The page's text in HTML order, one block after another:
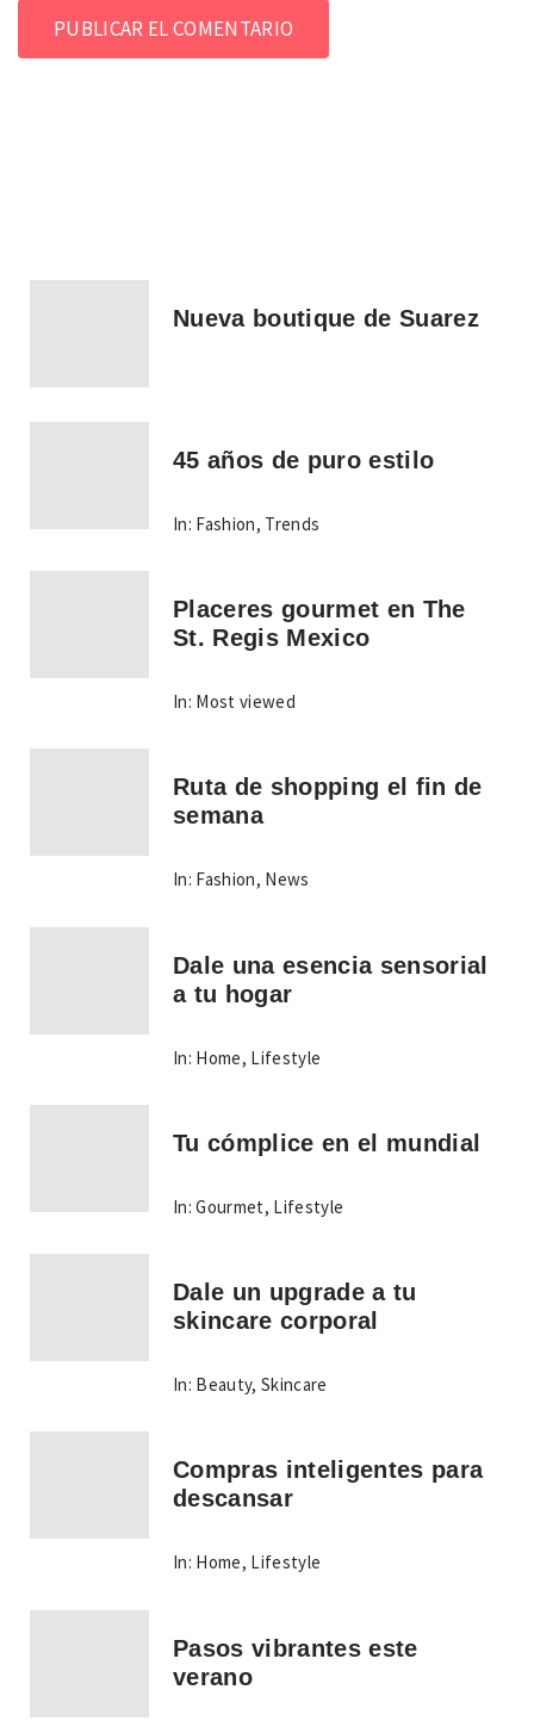
Nueva boutique de Suarez
45 años de puro estilo
In: Fashion, Trends
Placeres gourmet en The
St. Regis Mexico
In: Most viewed
Ruta de shopping el fin de
semana
In: Fashion, News
Dale una esencia sensorial
a tu hogar
In: Home, Lifestyle
Tu cómplice en el mundial
In: Gourmet, Lifestyle
Dale un upgrade a tu
skincare corporal
In: Beauty,Skincare
Compras inteligentes para
descansar
In: Home, Lifestyle
Pasos vibrantes este
verano